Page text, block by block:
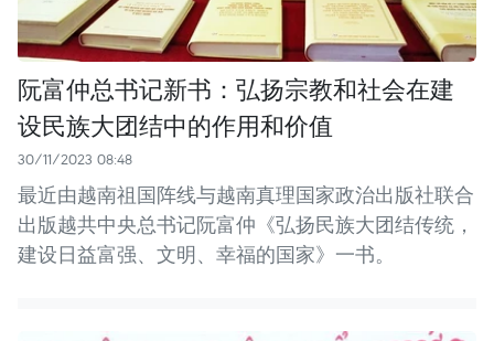
阮富仲总书记新书：弘扬宗教和社会在建
设民族大团结中的作用和价值
30/11/2023 08:48
最近由越南祖国阵线与越南真理国家政治出版社联合
出版越共中央总书记阮富仲《弘扬民族大团结传统，
建设日益富强、文明、幸福的国家》一书。